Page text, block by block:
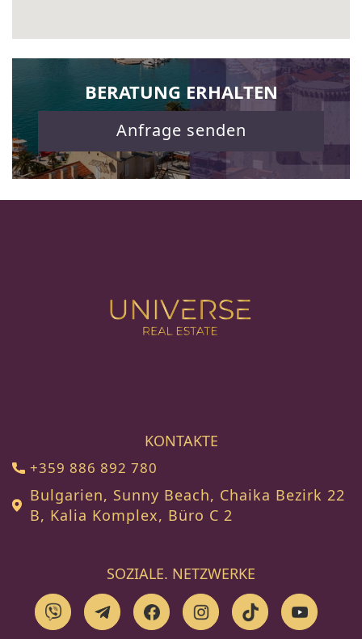
BERATUNG ERHALTEN
Anfrage senden
KONTAKTE
+359 886 892 780
Bulgarien, Sunny Beach, Chaika Bezirk 22
B, Kalia Komplex, Büro C 2
SOZIALE. NETZWERKE